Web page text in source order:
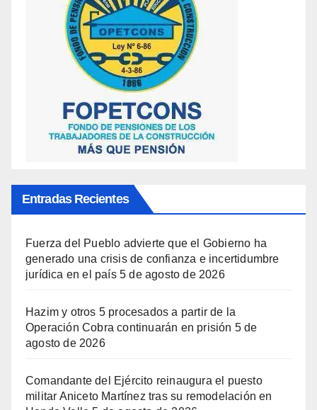
Entradas Recientes
Fuerza del Pueblo advierte que el Gobierno ha
generado una crisis de confianza e incertidumbre
jurídica en el país 5 de agosto de 2026
Hazim y otros 5 procesados a partir de la
Operación Cobra continuarán en prisión 5 de
agosto de 2026
Comandante del Ejército reinaugura el puesto
militar Aniceto Martínez tras su remodelación en